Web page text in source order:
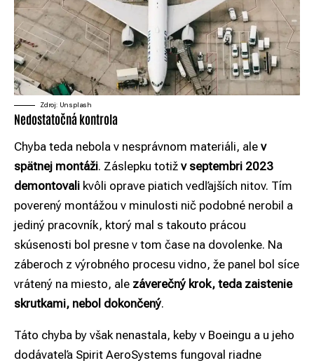
Zdroj: Unsplash
Nedostatočná kontrola
Chyba teda nebola v nesprávnom materiáli, ale v
spätnej montáži. Záslepku totiž v septembri 2023
demontovali kvôli oprave piatich vedľajších nitov. Tím
poverený montážou v minulosti nič podobné nerobil a
jediný pracovník, ktorý mal s takouto prácou
skúsenosti bol presne v tom čase na dovolenke. Na
záberoch z výrobného procesu vidno, že panel bol síce
vrátený na miesto, ale záverečný krok, teda zaistenie
skrutkami, nebol dokončený.
Táto chyba by však nenastala, keby v Boeingu a u jeho
dodávateľa Spirit AeroSystems fungoval riadne